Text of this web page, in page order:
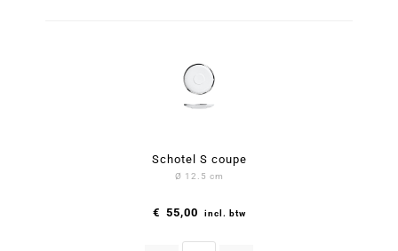
Schotel S coupe
Ø 12.5 cm
€ 55,00 incl. btw